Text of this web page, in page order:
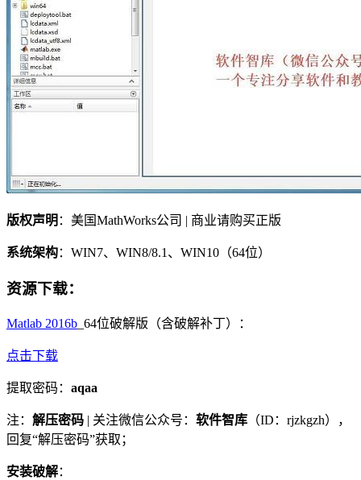
版权声明 ：美国MathWorks公司 | 商业请购买正版
系统架构：WIN7、WIN8/8.1、WIN10（64位）
资源下载：
Matlab 2016b _64位破解版（含破解补丁）：
点击下载
提取密码： aqaa
注： 解压密码 | 关注微信公众号： 软件智库 （ID：rjzkgzh），
回复“解压密码”获取；
安装破解：